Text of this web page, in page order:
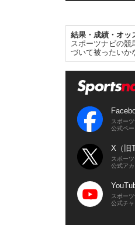
結果・成績・オッ
スポーツナビの競
づいて被ったいか
スポー
公式ペー
X（旧
スポー
公式アカ
スポー
公式チ